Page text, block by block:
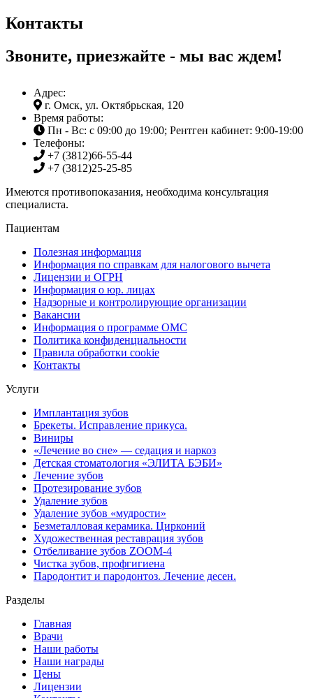
Контакты
Звоните, приезжайте - мы вас ждем!
Адрес:
г. Омск, ул. Октябрьская, 120
Время работы:
Пн - Вс: с 09:00 до 19:00; Рентген кабинет: 9:00-19:00
Телефоны:
+7 (3812)66-55-44
+7 (3812)25-25-85
Имеются противопоказания, необходима консультация
специалиста.
Пациентам
Полезная информация
Информация по справкам для налогового вычета
Лицензии и ОГРН
Информация о юр. лицах
Надзорные и контролирующие организации
Вакансии
Информация о программе ОМС
Политика конфиденциальности
Правила обработки cookie
Контакты
Услуги
Имплантация зубов
Брекеты. Исправление прикуса.
Виниры
«Лечение во сне» — седация и наркоз
Детская стоматология «ЭЛИТА БЭБИ»
Лечение зубов
Протезирование зубов
Удаление зубов
Удаление зубов «мудрости»
Безметалловая керамика. Цирконий
Художественная реставрация зубов
Отбеливание зубов ZOOM-4
Чистка зубов, профгигиена
Пародонтит и пародонтоз. Лечение десен.
Разделы
Главная
Врачи
Наши работы
Наши награды
Цены
Лицензии